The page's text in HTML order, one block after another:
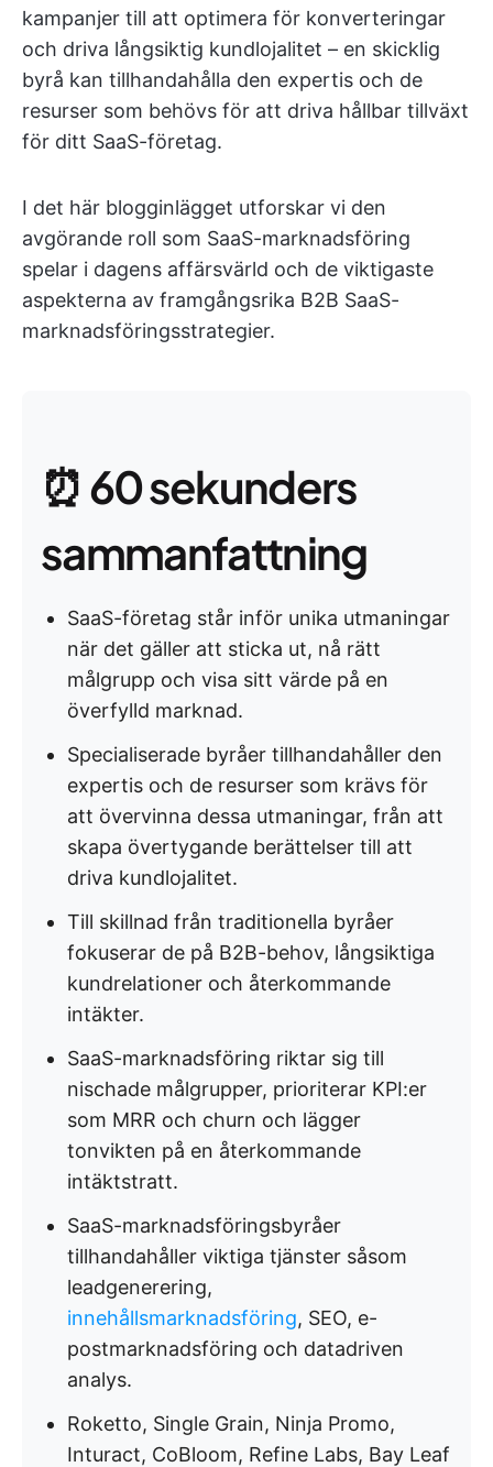
kampanjer till att optimera för konverteringar
och driva långsiktig kundlojalitet – en skicklig
byrå kan tillhandahålla den expertis och de
resurser som behövs för att driva hållbar tillväxt
för ditt SaaS-företag.
I det här blogginlägget utforskar vi den
avgörande roll som SaaS-marknadsföring
spelar i dagens affärsvärld och de viktigaste
aspekterna av framgångsrika B2B SaaS-
marknadsföringsstrategier.
⏰ 60 sekunders
sammanfattning
SaaS-företag står inför unika utmaningar
när det gäller att sticka ut, nå rätt
målgrupp och visa sitt värde på en
överfylld marknad.
Specialiserade byråer tillhandahåller den
expertis och de resurser som krävs för
att övervinna dessa utmaningar, från att
skapa övertygande berättelser till att
driva kundlojalitet.
Till skillnad från traditionella byråer
fokuserar de på B2B-behov, långsiktiga
kundrelationer och återkommande
intäkter.
SaaS-marknadsföring riktar sig till
nischade målgrupper, prioriterar KPI:er
som MRR och churn och lägger
tonvikten på en återkommande
intäktstratt.
SaaS-marknadsföringsbyråer
tillhandahåller viktiga tjänster såsom
leadgenerering,
innehållsmarknadsföring, SEO, e-
postmarknadsföring och datadriven
analys.
Roketto, Single Grain, Ninja Promo,
Inturact, CoBloom, Refine Labs, Bay Leaf